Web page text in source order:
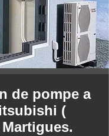
de pompe a
(